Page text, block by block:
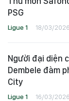
PSG
Ligue 1 18/03/
Người đại diện
Dembele đàm
City
Ligue 1 16/03/